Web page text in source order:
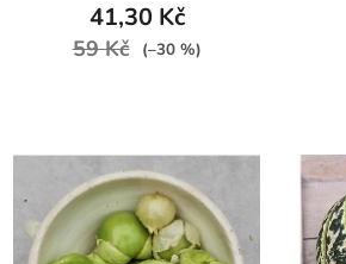
41,30 Kč
59 Kč (–30 %)